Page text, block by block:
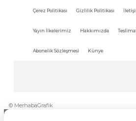
Çerez Politikası Gizlilik Politikası
Yayın İlkelerimiz Hakkımızda
Abonelik Sözleşmesi Künye
© MerhabaGrafik